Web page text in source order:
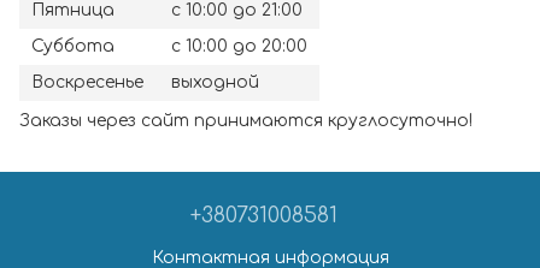
Пятница
с 10:00 до 21:00
Суббота
с 10:00 до 20:00
Воскресенье
выходной
Заказы через сайт принимаются круглосуточно!
+380731008581
Контактная информация